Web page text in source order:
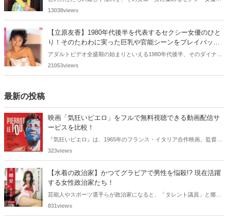
んたち。そんなセクシー女優さんと結婚やお付き合いをした男性芸能
りますよね。そこで今回はセクシー女優と結婚（お付き合い）した男
性芸能人についてご紹介します。
13038views
【立原友香】1980年代後半を代表するセクシー女優のひと
り！そのたわわに実った巨乳や官能シーンをプレイバッ
ク！
アダルトビデオ全盛期の始まりといえる1980年代後半、そのダイナマ
イトボディーで多くの男性ファンを魅了した立原友香さん。AV女優と
21053views
最新の投稿
映画「気狂いピエロ」をフルで無料視聴できる動画配信サ
ービスを比較！
『気狂いピエロ』は、1965年のフランス・イタリア合作映画。監督は
ジャン＝リュック・ゴダール。アンナ・カリーナ、ジャン＝ポール・
をご紹介します。
323views
【水着の政治家】かつてグラビアで男性を悩殺!? 現在活躍
する女性政治家たち！
芸能人やスポーツ選手らが政治家になると、「タレント議員」と揶揄
されることがありますが、同時に、"タレントとしての活躍" が再注目
831views